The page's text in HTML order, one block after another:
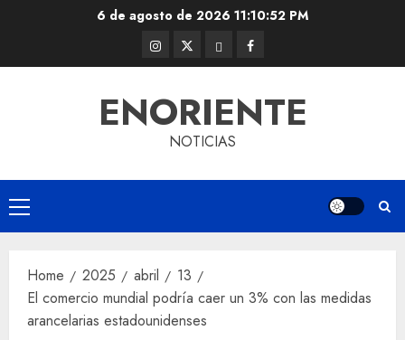
6 de agosto de 2026 11:10:53 PM
Instagram
@EnOriente
Twitter
(X)
ThreadsFacebook
ENORIENTE
NOTICIAS
Primary
Menu
Home 2025 abril
13
El comercio mundial podría caer un 3% con las medidas
arancelarias estadounidenses